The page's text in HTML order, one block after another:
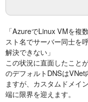
「AzureでLinux VMを複
スト名でサーバー同士を
解決できない」
この状況に直面したこと
のデフォルトDNSはVNet
ますが、カスタムドメイ
端に限界を迎えます。